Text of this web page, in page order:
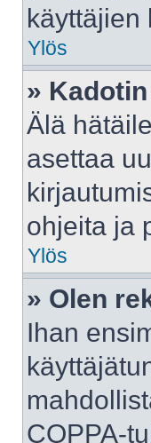
käyttäjien
Ylös
»
Älä
asettaa
ohjeita ja
Ylös
» Olen
Ihan
COPPA-